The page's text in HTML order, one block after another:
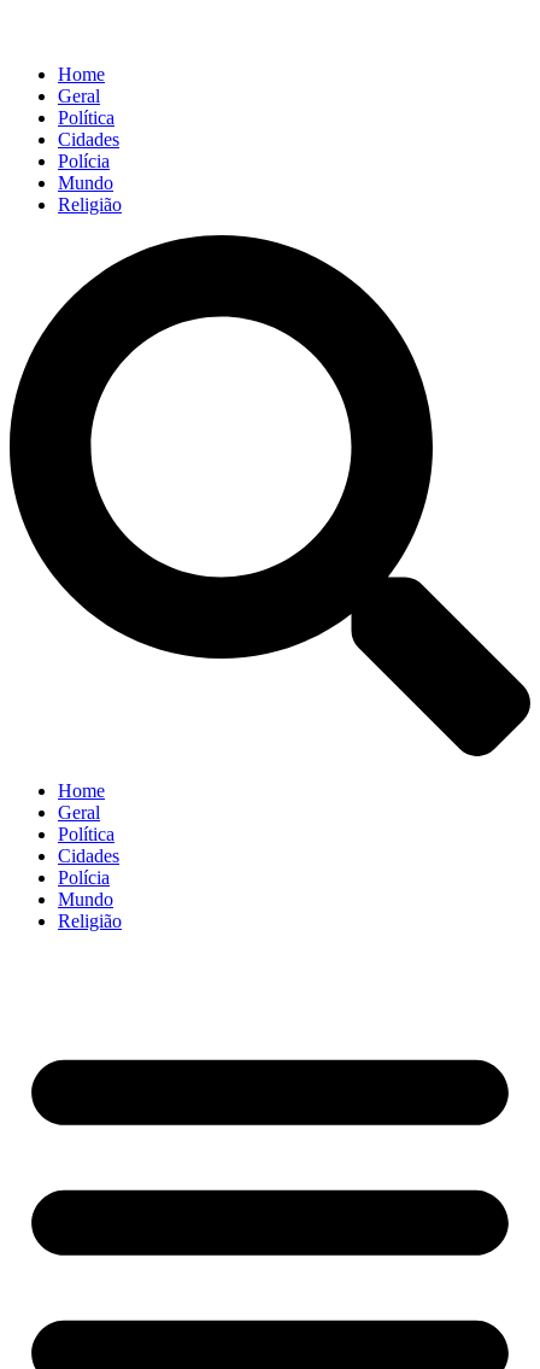
Home
Geral
Política
Cidades
Polícia
Mundo
Religião
Home
Geral
Política
Cidades
Polícia
Mundo
Religião